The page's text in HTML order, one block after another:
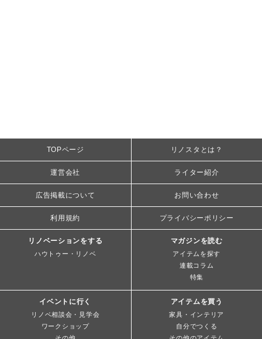
TOPページ リノスタとは？
運営会社 ライター紹介
広告掲載について お問い合わせ
利用規約 プライバシーポリシー
リノベーションをする
ハウトゥー・リノベ
マガジンを読む
アイテムを探す
連載コラム
特集
イベントに行く
リノベ相談会・見学会
ワークショップ
アイテムを買う
家具・インテリア
自分でつくる